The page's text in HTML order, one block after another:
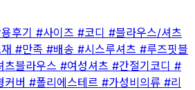
후기 #사이즈 #코디 #블라우스/셔츠
#만족 #배송 #시스루셔츠 #루즈핏블
츠블라우스 #여성셔츠 #간절기코디 #
커버 #폴리에스테르 #가성비의류 #리